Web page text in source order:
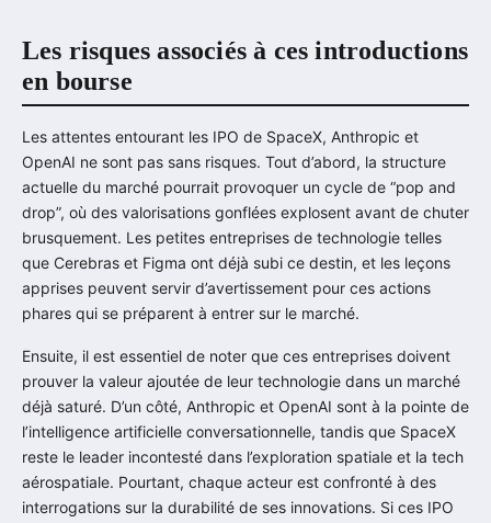
Les risques associés à ces introductions
en bourse
Les attentes entourant les IPO de SpaceX, Anthropic et
OpenAI ne sont pas sans risques. Tout d’abord, la structure
actuelle du marché pourrait provoquer un cycle de “pop and
drop”, où des valorisations gonflées explosent avant de chuter
brusquement. Les petites entreprises de technologie telles
que Cerebras et Figma ont déjà subi ce destin, et les leçons
apprises peuvent servir d’avertissement pour ces actions
phares qui se préparent à entrer sur le marché.
Ensuite, il est essentiel de noter que ces entreprises doivent
prouver la valeur ajoutée de leur technologie dans un marché
déjà saturé. D’un côté, Anthropic et OpenAI sont à la pointe de
l’intelligence artificielle conversationnelle, tandis que SpaceX
reste le leader incontesté dans l’exploration spatiale et la tech
aérospatiale. Pourtant, chaque acteur est confronté à des
interrogations sur la durabilité de ses innovations. Si ces IPO